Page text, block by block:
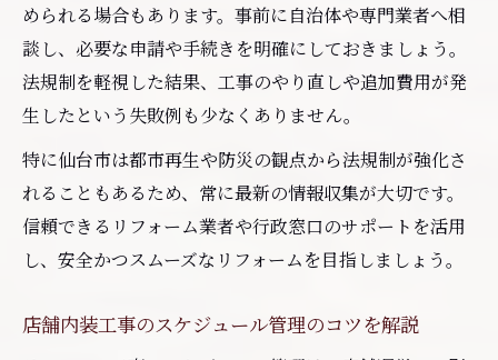
められる場合もあります。事前に自治体や専門業者へ相
談し、必要な申請や手続きを明確にしておきましょう。
法規制を軽視した結果、工事のやり直しや追加費用が発
生したという失敗例も少なくありません。
特に仙台市は都市再生や防災の観点から法規制が強化さ
れることもあるため、常に最新の情報収集が大切です。
信頼できるリフォーム業者や行政窓口のサポートを活用
し、安全かつスムーズなリフォームを目指しましょう。
店舗内装工事のスケジュール管理のコツを解説